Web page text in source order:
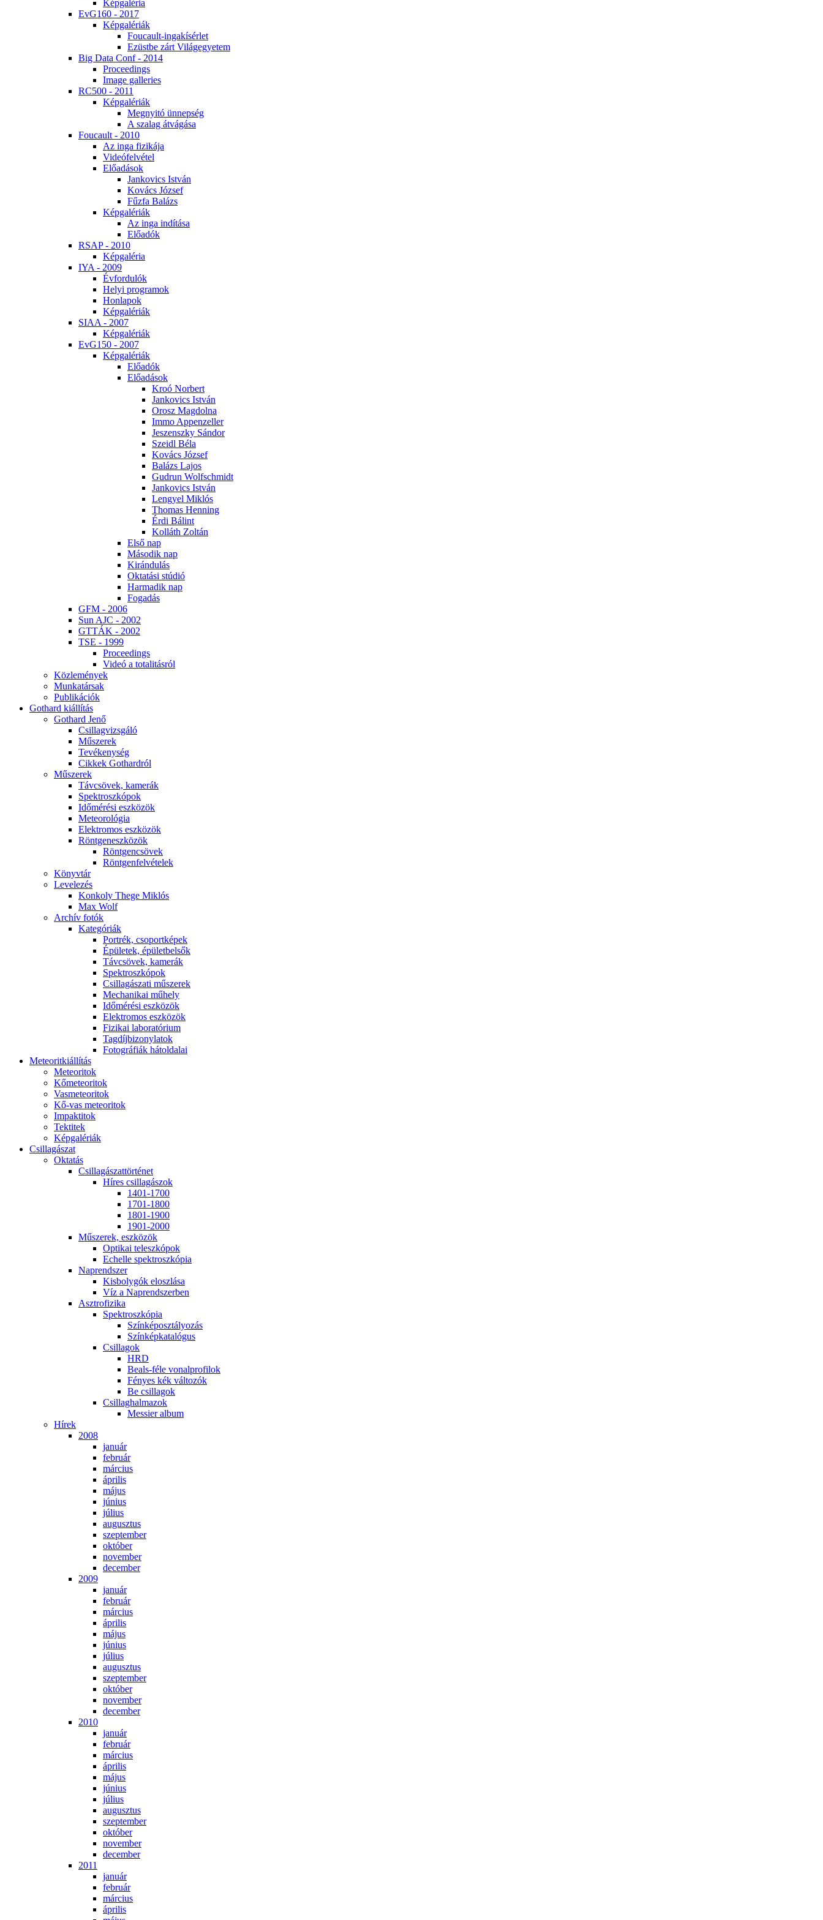
Kép­ga­lé­ria
EvG160 - 2017
Kép­ga­lé­ri­ák
Fo­u­ca­ult-in­ga­kí­sér­let
Ezüst­be zárt Vi­lág­egye­tem
Big Da­ta Conf - 2014
Pro­ce­e­dings
Image gal­le­ri­es
RC500 - 2011
Kép­ga­lé­ri­ák
Meg­nyi­tó ün­nep­ség
A sza­lag át­vá­gá­sa
Fo­u­ca­ult - 2010
Az in­ga fi­zi­ká­ja
Vi­de­ó­fel­vé­tel
Elő­adá­sok
Jan­ko­vics Ist­ván
Ko­vács Jó­zsef
Fűz­fa Ba­lázs
Kép­ga­lé­ri­ák
Az in­ga in­dí­tá­sa
Elő­adók
RSAP - 2010
Kép­ga­lé­ria
IYA - 2009
Év­for­du­lók
He­lyi prog­ra­mok
Hon­la­pok
Kép­ga­lé­ri­ák
SI­AA - 2007
Kép­ga­lé­ri­ák
EvG150 - 2007
Kép­ga­lé­ri­ák
Elő­adók
Elő­adá­sok
Kroó Nor­bert
Jan­ko­vics Ist­ván
Orosz Mag­dol­na
Im­mo Ap­pen­zel­ler
Je­szensz­ky Sán­dor
Szeidl Bé­la
Ko­vács Jó­zsef
Ba­lázs La­jos
Gud­run Wolfsch­midt
Jan­ko­vics Ist­ván
Len­gyel Mik­lós
Tho­mas Hen­ning
Ér­di Bá­lint
Kol­láth Zol­tán
El­ső nap
Má­so­dik nap
Ki­rán­du­lás
Ok­ta­tá­si stú­dió
Har­ma­dik nap
Fo­ga­dás
GFM - 2006
Sun AJC - 2002
GT­TÁK - 2002
TSE - 1999
Pro­ce­e­dings
Vi­deó a to­ta­li­tás­ról
Köz­le­mé­nyek
Mun­ka­tár­sak
Pub­li­ká­ci­ók
Got­hard ki­ál­lí­tás
Got­hard Je­nő
Csil­lag­vizs­gá­ló
Mű­sze­rek
Te­vé­keny­ség
Cik­kek Got­hard­ról
Mű­sze­rek
Táv­csö­vek, ka­me­rák
Spekt­rosz­kó­pok
Idő­mé­ré­si esz­kö­zök
Me­te­o­ro­ló­gia
Elekt­ro­mos esz­kö­zök
Rönt­gen­esz­kö­zök
Rönt­gen­csö­vek
Rönt­gen­fel­vé­te­lek
Könyv­tár
Le­ve­le­zés
Kon­koly The­ge Mik­lós
Max Wolf
Ar­chív fo­tók
Ka­te­gó­ri­ák
Port­rék, cso­port­ké­pek
Épü­le­tek, épü­let­bel­sők
Táv­csö­vek, ka­me­rák
Spekt­rosz­kó­pok
Csil­la­gá­sza­ti mű­sze­rek
Me­cha­ni­kai mű­hely
Idő­mé­ré­si esz­kö­zök
Elekt­ro­mos esz­kö­zök
Fi­zi­kai la­bo­ra­tó­ri­um
Tag­díj­bi­zony­la­tok
Fo­tog­rá­fi­ák hát­ol­da­lai
Me­te­o­rit­ki­ál­lí­tás
Me­te­o­ri­tok
Kő­me­te­o­ri­tok
Vas­me­te­o­ri­tok
Kő-vas me­te­o­ri­tok
Imp­ak­ti­tok
Tek­ti­tek
Kép­ga­lé­ri­ák
Csil­la­gá­szat
Ok­ta­tás
Csil­la­gá­szat­tör­té­net
Hí­res csil­la­gá­szok
1401-1700
1701-1800
1801-1900
1901-2000
Mű­sze­rek, esz­kö­zök
Op­ti­kai te­lesz­kó­pok
Echel­le spekt­rosz­kó­pia
Nap­rend­szer
Kis­boly­gók el­osz­lá­sa
Víz a Nap­rend­szer­ben
Aszt­ro­fi­zi­ka
Spekt­rosz­kó­pia
Szín­kép­osz­tá­lyo­zás
Szín­kép­ka­ta­ló­gus
Csil­la­gok
HRD
Be­als-fé­le vo­nal­pro­fi­lok
Fé­nyes kék vál­to­zók
Be csil­la­gok
Csil­lag­hal­ma­zok
Mes­si­er al­bum
Hí­rek
2008
ja­nu­ár
feb­ru­ár
már­ci­us
áp­ri­lis
má­jus
jú­ni­us
jú­li­us
au­gusz­tus
szep­tem­ber
ok­tó­ber
no­vem­ber
de­cem­ber
2009
ja­nu­ár
feb­ru­ár
már­ci­us
áp­ri­lis
má­jus
jú­ni­us
jú­li­us
au­gusz­tus
szep­tem­ber
ok­tó­ber
no­vem­ber
de­cem­ber
2010
ja­nu­ár
feb­ru­ár
már­ci­us
áp­ri­lis
má­jus
jú­ni­us
jú­li­us
au­gusz­tus
szep­tem­ber
ok­tó­ber
no­vem­ber
de­cem­ber
2011
ja­nu­ár
feb­ru­ár
már­ci­us
áp­ri­lis